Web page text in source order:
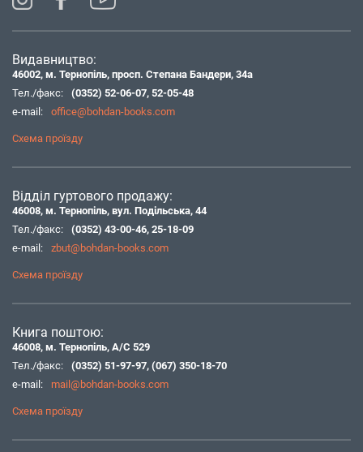
Видавництво:
46002, м. Тернопіль, просп. Степана Бандери, 34а
Тел./факс:
(0352) 52-06-07, 52-05-48
e-mail:
office@bohdan-books.com
Схема проїзду
Відділ гуртового продажу:
46008, м. Тернопіль, вул. Подільська, 44
Тел./факс:
(0352) 43-00-46, 25-18-09
e-mail:
zbut@bohdan-books.com
Схема проїзду
Книга поштою:
46008, м. Тернопіль, А/С 529
Тел./факс:
(0352) 51-97-97, (067) 350-18-70
e-mail:
mail@bohdan-books.com
Схема проїзду